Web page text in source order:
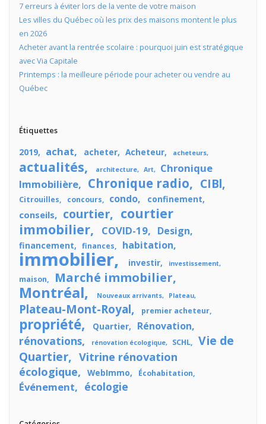
7 erreurs à éviter lors de la vente de votre maison
Les villes du Québec où les prix des maisons montent le plus
en 2026
Acheter avant la rentrée scolaire : pourquoi juin est stratégique
avec Via Capitale
Printemps : la meilleure période pour acheter ou vendre au
Québec
Étiquettes
2019 achat acheter Acheteur acheteurs
actualités architecture Art
Chronique
Immobilière
Chronique radio CIBl
Citrouilles concours condo confinement
conseils courtier
courtier
immobilier
COVID-19 Design
financement finances habitation
immobilier investir investissement
maison Marché immobilier
Montréal Nouveaux arrivants Plateau
Plateau-Mont-Royal premier acheteur
propriété Quartier Rénovation
rénovations rénovation écologique SCHL
Vie de
Quartier
Vitrine rénovation
écologique
WebImmo Écohabitation
Événement écologie